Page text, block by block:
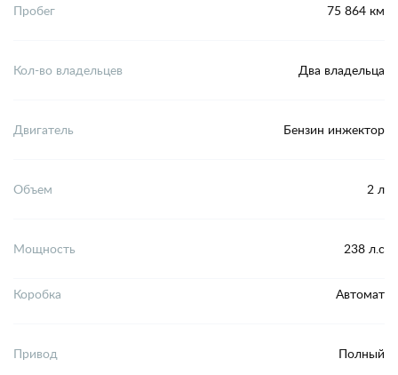
Пробег 75 864 км
Кол-во владельцев Два владельца
Двигатель Бензин инжектор
Объем 2 л
Мощность 238 л.с
Коробка Автомат
Привод Полный